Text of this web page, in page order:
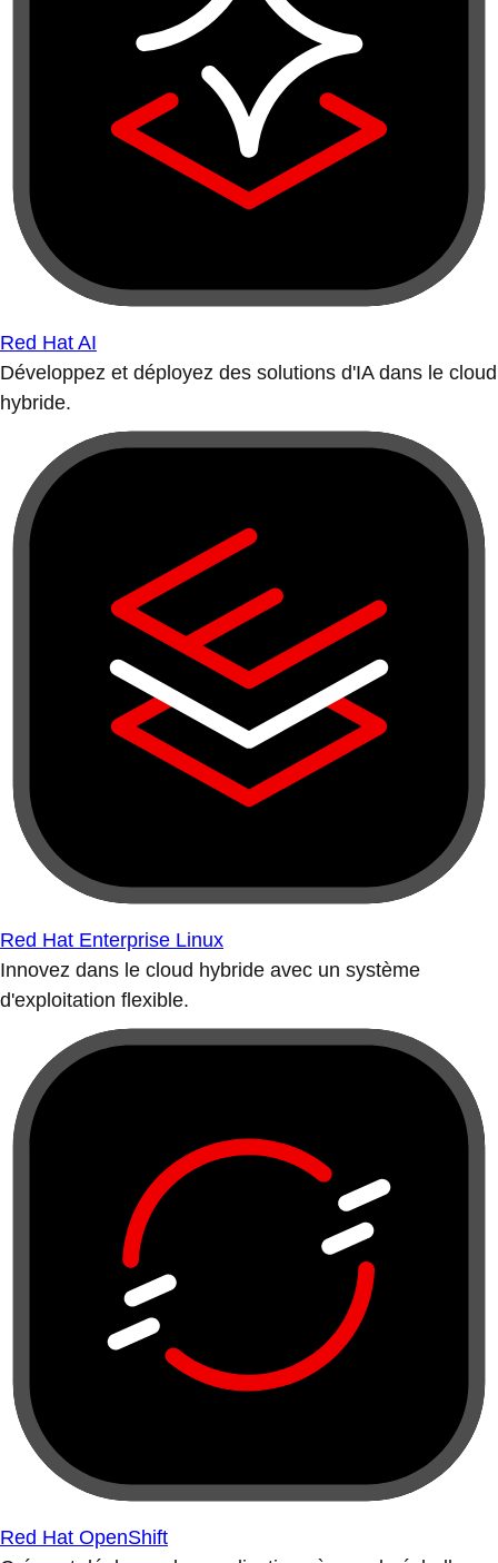
Red Hat AI
Développez et déployez des solutions d'IA dans le cloud
hybride.
Red Hat Enterprise Linux
Innovez dans le cloud hybride avec un système
d'exploitation flexible.
Red Hat OpenShift